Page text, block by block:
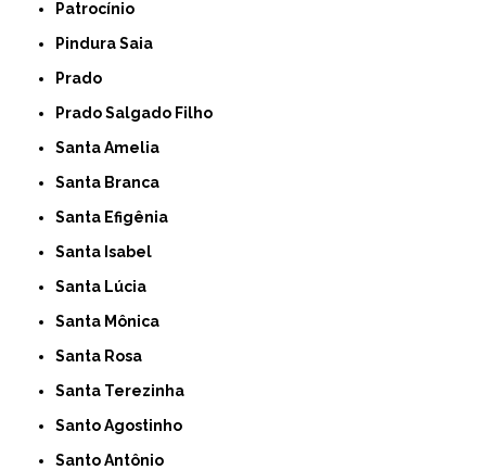
Patrocínio
Pindura Saia
Prado
Prado Salgado Filho
Santa Amelia
Santa Branca
Santa Efigênia
Santa Isabel
Santa Lúcia
Santa Mônica
Santa Rosa
Santa Terezinha
Santo Agostinho
Santo Antônio